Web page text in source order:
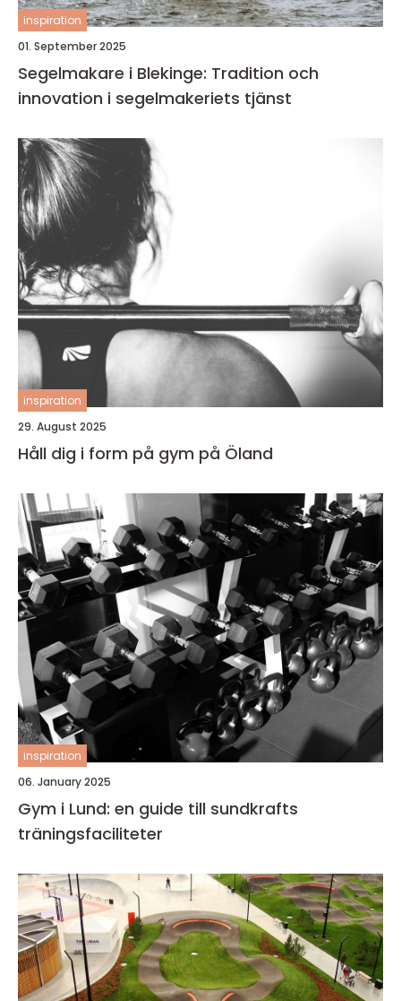
inspiration
01. September 2025
Segelmakare i Blekinge: Tradition och
innovation i segelmakeriets tjänst
inspiration
29. August 2025
Håll dig i form på gym på Öland
inspiration
06. January 2025
Gym i Lund: en guide till sundkrafts
träningsfaciliteter